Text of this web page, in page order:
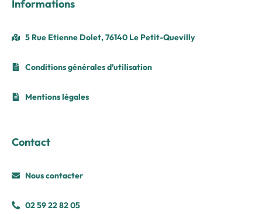
Informations
5 Rue Etienne Dolet, 76140 Le Petit-Quevilly
Conditions générales d’utilisation
Mentions légales
Contact
Nous contacter
02 59 22 82 05